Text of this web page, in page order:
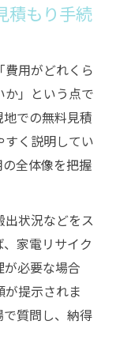
積もり手続
用がどれくら
か」という点で
での無料見積
く説明してい
全体像を把握
状況などをス
家電リサイク
必要な場合
提示されま
質問し、納得